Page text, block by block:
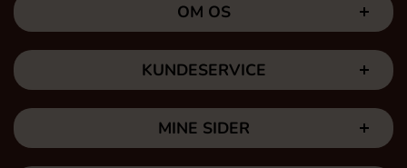
OM OS
KUNDESERVICE
MINE SIDER